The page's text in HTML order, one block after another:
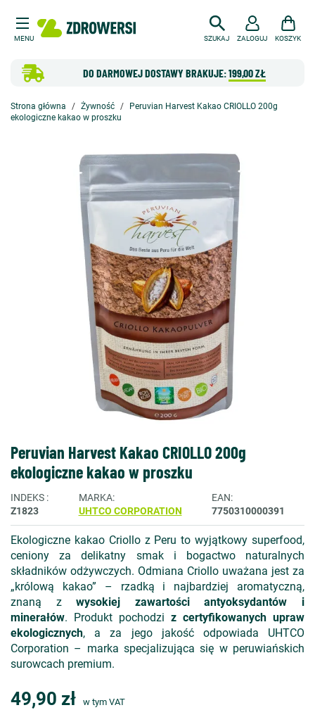
MENU SZUKAJ
DO DARMOWEJ DOSTAWY BRAKUJE:199,00 ZŁ
ZALOGUJ KOSZYK
Strona główna Żywność
Peruvian Harvest Kakao CRIOLLO 200g
ekologiczne kakao w proszku
Peruvian Harvest Kakao CRIOLLO 200g
ekologiczne kakao w proszku
INDEKS
Z1823
MARKA
UHTCO CORPORATION
EAN
7750310000391
Ekologiczne kakao Criollo z Peru to wyjątkowy superfood,
ceniony za delikatny smak i bogactwo naturalnych
składników odżywczych. Odmiana Criollo uważana jest za
„królową kakao” – rzadką i najbardziej aromatyczną,
znaną zwysokiej zawartości antyoksydantów i
minerałów. Produkt pochodzi z certyfikowanych upraw
ekologicznych, a za jego jakość odpowiada UHTCO
Corporation – marka specjalizująca się w peruwiańskich
surowcach premium.
49,90 zł w tym VAT